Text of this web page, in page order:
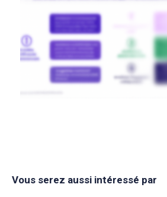
Vous serez aussi intéressé par